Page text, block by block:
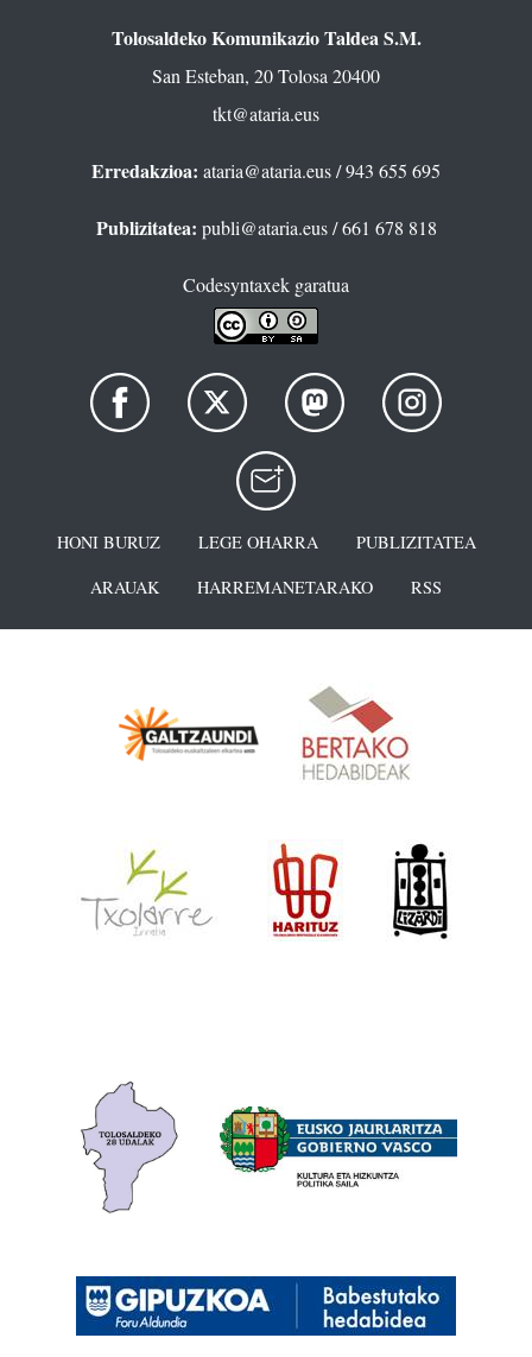
Tolosaldeko Komunikazio Taldea S.M.
San Esteban, 20 Tolosa 20400
tkt@ataria.eus
Erredakzioa: ataria@ataria.eus/ 943 655 695
Publizitatea: publi@ataria.eus/ 661 678 818
Codesyntaxek garatua
HONI BURUZ LEGE OHARRA
PUBLIZITATEA
ARAUAK
HARREMANETARAKO RSS